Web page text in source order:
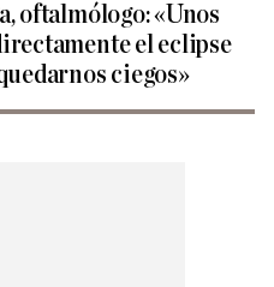
oftalmólogo: «Unos
el eclipse
ciegos»